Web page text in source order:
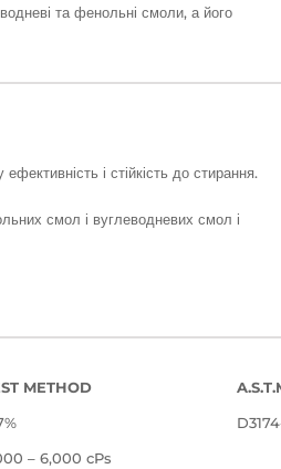
та фенольні смоли, а його
і стійкість до стирання.
смол і вуглеводневих смол і
METHOD
– 6,000 cPs